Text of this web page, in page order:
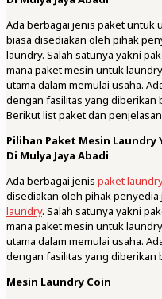
Ada berbagai jenis paket untuk
biasa disediakan oleh pihak
laundry. Salah satunya yakni
mana paket mesin untuk
utama dalam memulai usaha.
dengan fasilitas yang diberikan
Berikut list paket dan
Pilihan Paket Mesin Laundry
Di Mulya Jaya Abadi
Ada berbagai jenis paket
disediakan oleh pihak penyedia
laundry. Salah satunya yakni
mana paket mesin untuk
utama dalam memulai usaha.
dengan fasilitas yang diberikan
Mesin Laundry Coin